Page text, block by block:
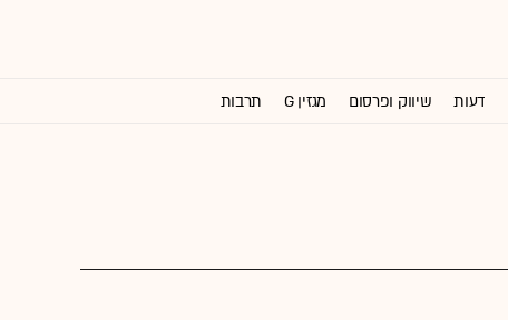
דעות שיווק ופרסום מגזין G תרבות